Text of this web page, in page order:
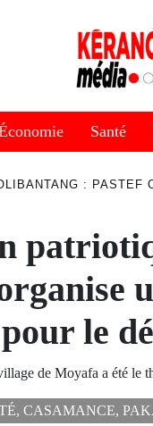
Santé
:
le
de Moyafa a été le
, CASAMANCE,